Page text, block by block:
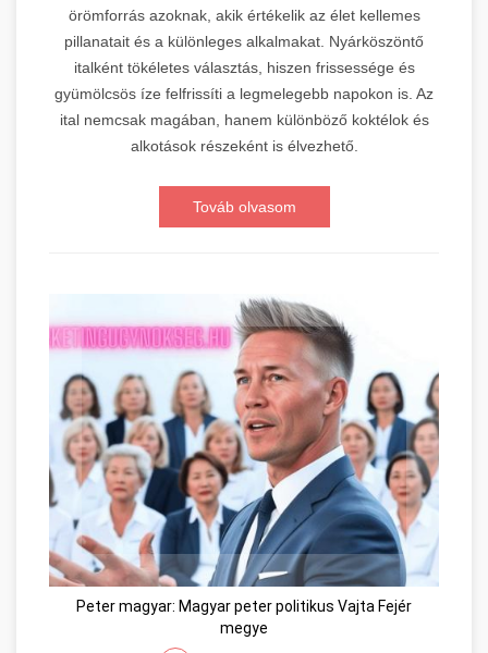
örömforrás azoknak, akik értékelik az élet kellemes
pillanatait és a különleges alkalmakat. Nyárköszöntő
italként tökéletes választás, hiszen frissessége és
gyümölcsös íze felfrissíti a legmelegebb napokon is. Az
ital nemcsak magában, hanem különböző koktélok és
alkotások részeként is élvezhető.
Továb olvasom
Peter magyar: Magyar peter politikus Vajta Fejér
megye